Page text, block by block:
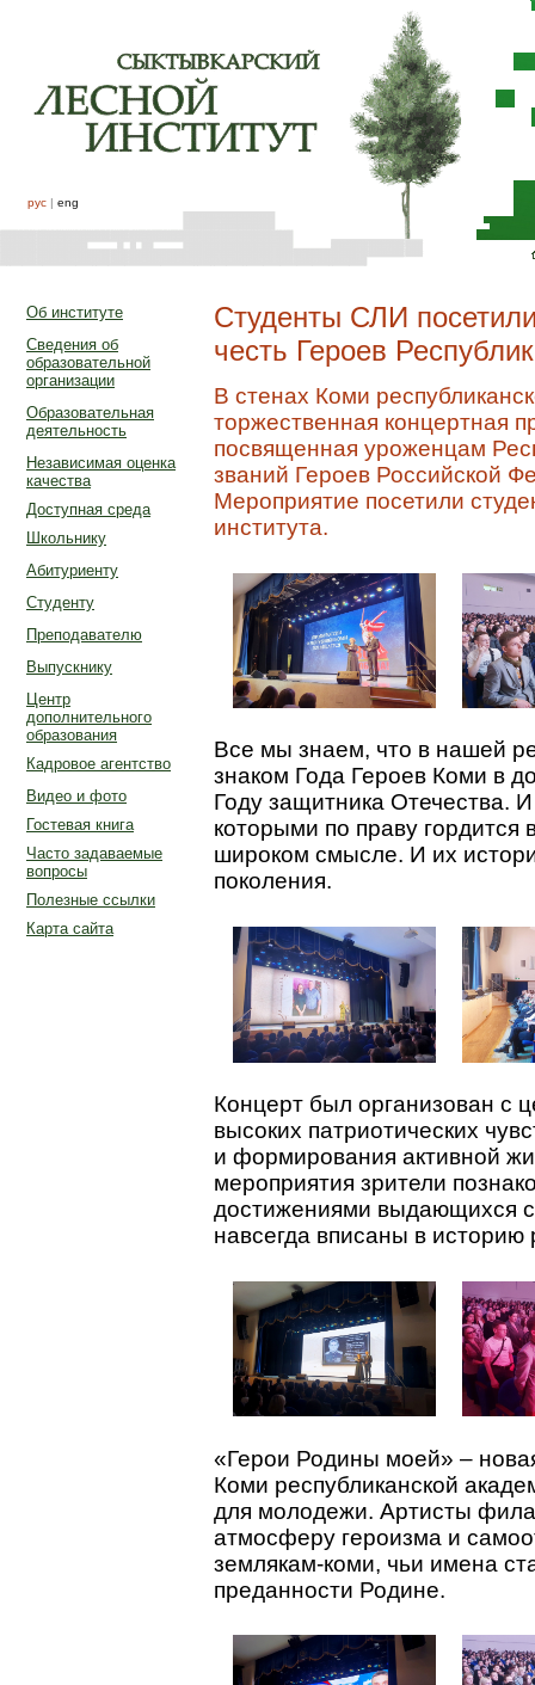
рус | eng
Об институте
Сведения об
образовательной
организации
Образовательная
деятельность
Независимая оценка
качества
Доступная среда
Школьнику
Абитуриенту
Студенту
Преподавателю
Выпускнику
Центр
дополнительного
образования
Кадровое агентство
Видео и фото
Гостевая книга
Часто задаваемые
вопросы
Полезные ссылки
Карта сайта
Студенты СЛИ
честь Героев
В стенах Коми
торжественная концертная
посвященная уроженцам
званий Героев Российской
Мероприятие посетили
института.
Все мы знаем, что в нашей
знаком Года Героев Коми в
Году защитника Отечества.
которыми по праву гордится
широком смысле. И их
поколения.
Концерт был организован с
высоких патриотических
и формирования активной
мероприятия зрители
достижениями выдающихся
навсегда вписаны в историю
«Герои Родины моей» –
Коми республиканской
для молодежи. Артисты
атмосферу героизма и
землякам-коми, чьи имена
преданности Родине.